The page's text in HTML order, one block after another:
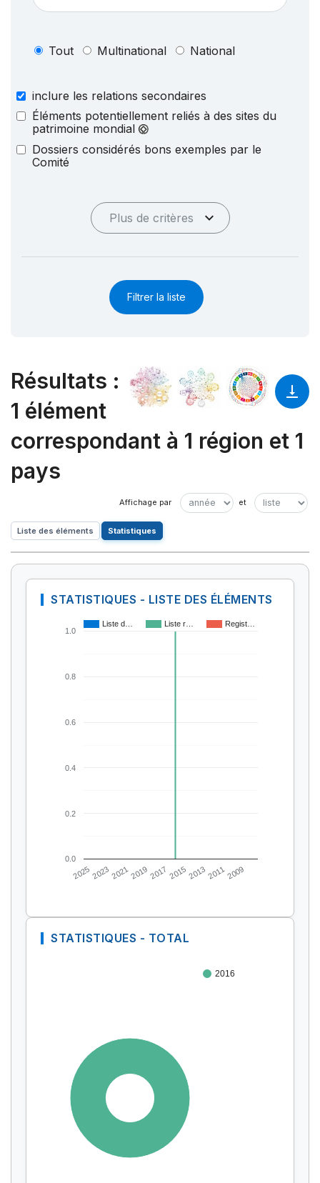
Tout Multinational National
inclure les relations secondaires
Éléments potentiellement reliés à des sites du
patrimoine mondial
Dossiers considérés bons exemples par le
Comité
Plus de critères
Filtrer la liste
Résultats :
1 élément
correspondant à 1 région et 1
pays
Liste des éléments Statistiques
Affichage par
STATISTIQUES - LISTE DES ÉLÉMENTS
Liste d… Liste r… Regist…
20252023202120192017 2015201320112009
0.0
0.2
0.4
0.6
0.8
1.0
STATISTIQUES - TOTAL
2016